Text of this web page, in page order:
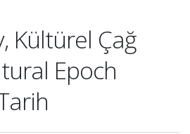
Kültürel Çağ
Epoch